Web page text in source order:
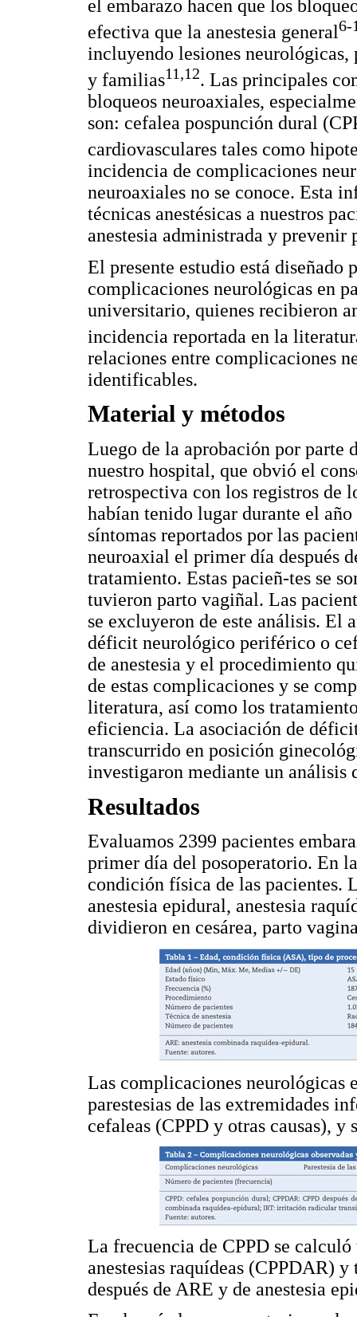
el embarazo hacen que los
efectiva que la anestesia general6-
incluyendo lesiones neurológicas,
y familias11,12. Las principales
bloqueos neuroaxiales,
son: cefalea pospunción dural
cardiovasculares tales como
incidencia de complicaciones
neuroaxiales no se conoce. Esta
técnicas anestésicas a nuestros
anestesia administrada y prevenir
El presente estudio está
complicaciones neurológicas en
universitario, quienes recibieron
incidencia reportada en la
relaciones entre complicaciones
identificables.
Material y métodos
Luego de la aprobación por parte
nuestro hospital, que obvió el
retrospectiva con los registros de
habían tenido lugar durante el
síntomas reportados por las
neuroaxial el primer día después
tratamiento. Estas pacieñ-tes se
tuvieron parto vagiñal. Las
se excluyeron de este análisis. El
déficit neurológico periférico o
de anestesia y el procedimiento
de estas complicaciones y se
literatura, así como los
eficiencia. La asociación de
transcurrido en posición
investigaron mediante un análisis
Resultados
Evaluamos 2399 pacientes
primer día del posoperatorio. En
condición física de las pacientes.
anestesia epidural, anestesia
dividieron en cesárea, parto
Las complicaciones neurológicas
parestesias de las extremidades
cefaleas (CPPD y otras causas), y
La frecuencia de CPPD se
anestesias raquídeas (CPPDAR)
después de ARE y de anestesia